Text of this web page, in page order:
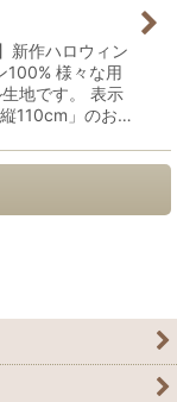
新作ハロウィン
様々な用
地です。 表示
110cm」のお…